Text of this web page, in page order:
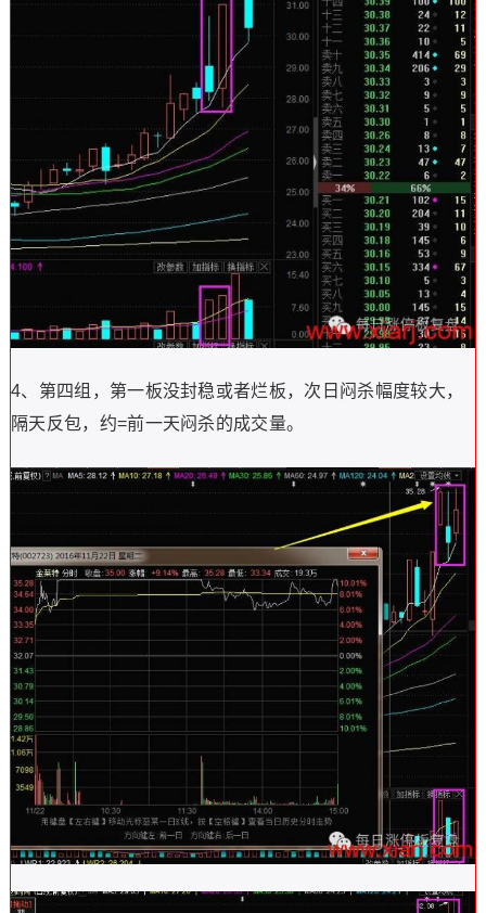
4、第四组，第一板没封稳或者烂板，次日闷杀幅度较大，
隔天反包，约=前一天闷杀的成交量。